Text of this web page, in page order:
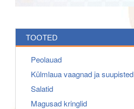
TOOTED
Peolauad
Külmlaua vaagnad ja suupisted
Salatid
Magusad kringlid